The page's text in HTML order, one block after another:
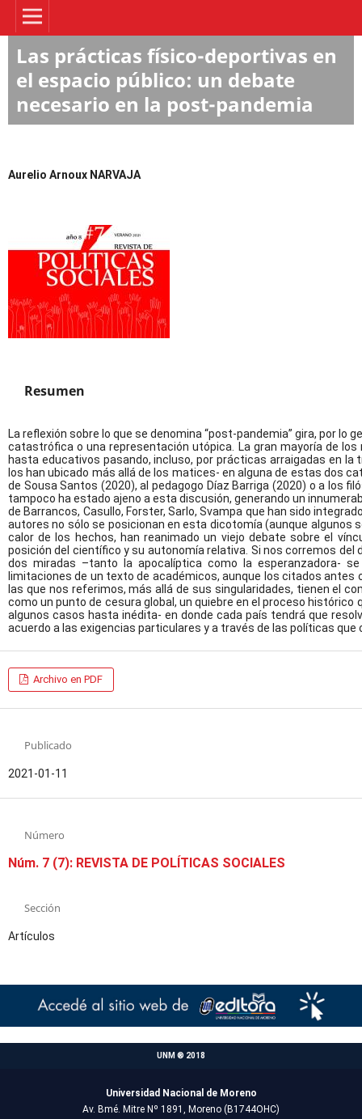
Las prácticas físico-deportivas en
el espacio público: un debate
necesario en la post-pandemia
Aurelio Arnoux NARVAJA
Resumen
La reflexión sobre lo que se denomina “post-pandemia” gira, por
catastrófica o una representación utópica. La gran mayoría de
hasta educativos pasando, incluso, por prácticas arraigadas en
los han ubicado más allá de los matices- en alguna de estas dos
de Sousa Santos (2020), al pedagogo Díaz Barriga (2020) o a los
tampoco ha estado ajeno a esta discusión, generando un
de Barrancos, Casullo, Forster, Sarlo, Svampa que han sido
autores no sólo se posicionan en esta dicotomía (aunque algunos
calor de los hechos, han reanimado un viejo debate sobre el
posición del científico y su autonomía relativa. Si nos corremos
dos miradas –tanto la apocalíptica como la esperanzadora-
limitaciones de un texto de académicos, aunque los citados
las que nos referimos, más allá de sus singularidades, tienen el
como un punto de cesura global, un quiebre en el proceso
algunos casos hasta inédita- en donde cada país tendrá que
acuerdo a las exigencias particulares y a través de las políticas
Archivo en PDF
Publicado
2021-01-11
Número
Núm. 7 (7): REVISTA DE POLÍTICAS SOCIALES
Sección
Artículos
UNM ® 2018
Universidad Nacional de Moreno
Av. Bmé. Mitre Nº 1891, Moreno (B1744OHC)